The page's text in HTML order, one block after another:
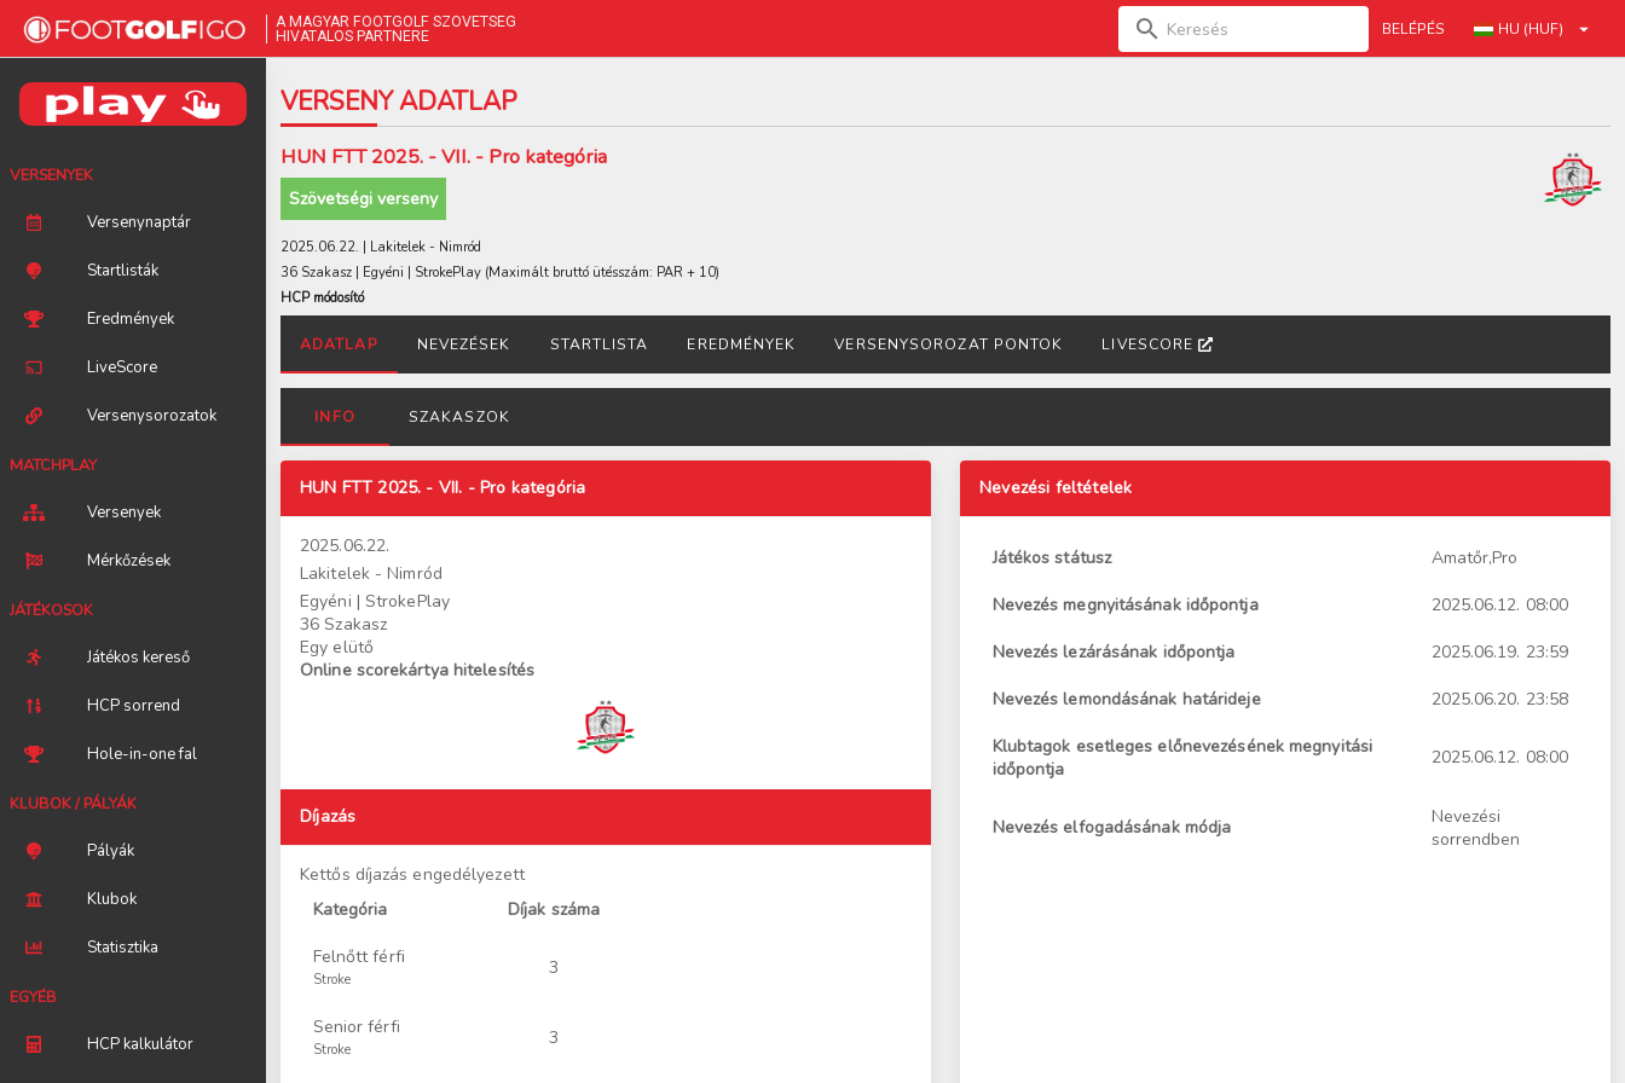
VERSENYEK
Versenynaptár
Startlisták
Eredmények
LiveScore
Versenysorozatok
MATCHPLAY
Versenyek
Mérkőzések
JÁTÉKOSOK
Játékos kereső
HCP sorrend
Hole-in-one fal
KLUBOK / PÁLYÁK
Pályák
Klubok
Statisztika
EGYÉB
HCP kalkulátor
A MAGYAR FOOTGOLF SZÖVETSÉG
HIVATALOS PARTNERE
BELÉPÉS HU (HUF)
VERSENY ADATLAP
HUN FTT 2025. - VII. - Pro kategória
Szövetségi verseny
2025.06.22. | Lakitelek - Nimród
36 Szakasz | Egyéni | StrokePlay (Maximált bruttó ütésszám: PAR + 10)
HCP módosító
ADATLAP NEVEZÉSEK STARTLISTA EREDMÉNYEK VERSENYSOROZAT PONTOK LIVESCORE
INFO SZAKASZOK
HUN FTT 2025. - VII. - Pro kategória
2025.06.22.
Lakitelek - Nimród
Egyéni | StrokePlay
36 Szakasz
Egy elütő
Online scorekártya hitelesítés
Díjazás
Kettős díjazás engedélyezett
Kategória
Díjak száma
Felnőtt férfi
Stroke
3
Senior férfi
Stroke
3
Nevezési feltételek
Játékos státusz Amatőr,Pro
Nevezés megnyitásának időpontja 2025.06.12. 08:00
Nevezés lezárásának időpontja 2025.06.19. 23:59
Nevezés lemondásának határideje 2025.06.20. 23:58
Klubtagok esetleges előnevezésének megnyitási
időpontja
2025.06.12. 08:00
Nevezés elfogadásának módja
Nevezési
sorrendben